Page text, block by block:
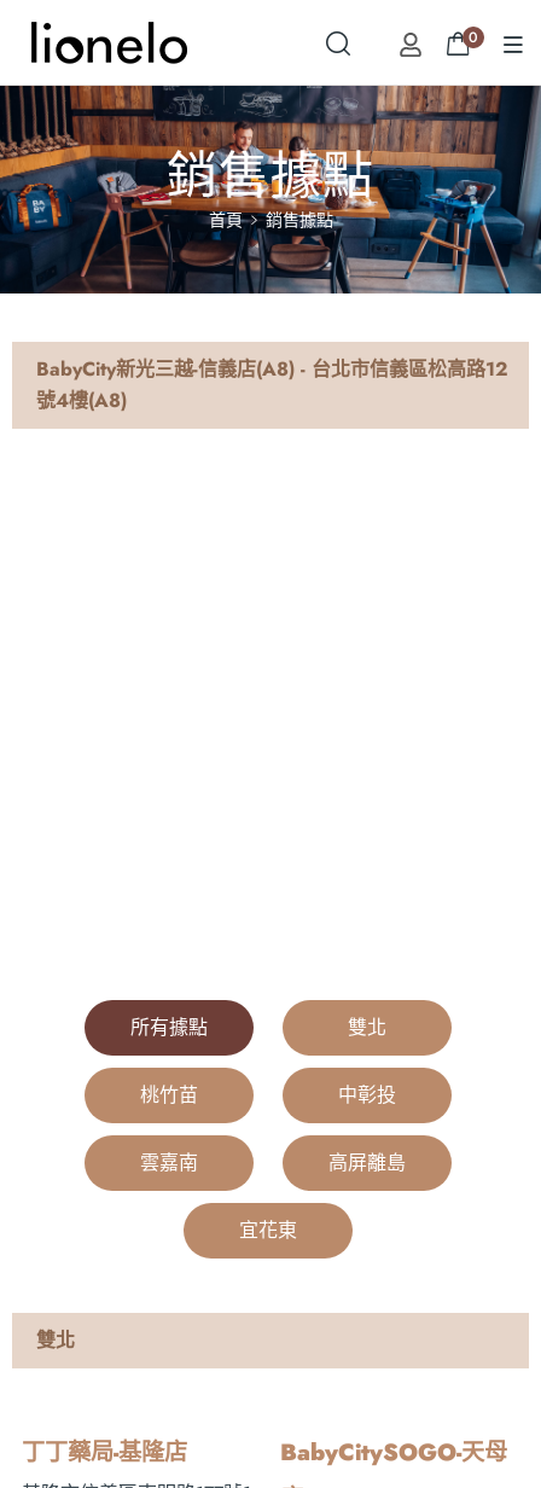
0
銷售據點
首頁 銷售據點
BabyCity新光三越-信義店(A8) - 台北市信義區松高路12
號4樓(A8)
所有據點 雙北
桃竹苗 中彰投
雲嘉南 高屏離島
宜花東
雙北
丁丁藥局-基隆店
BabyCitySOGO-天母